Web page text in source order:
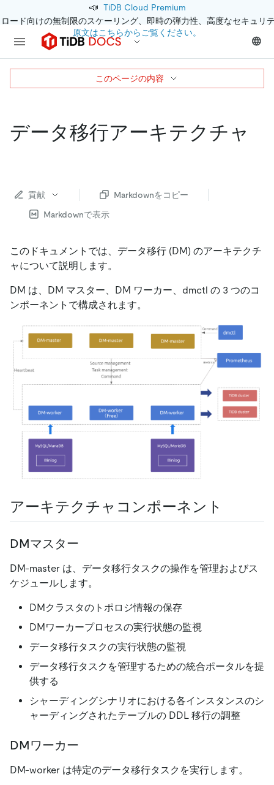
📣 TiDB Cloud Premium
ード向けの無制限のスケーリング、即時の弾力性、高度なセキュリ
原文はこちらからご覧ください。
データ移行アーキテクチャ
貢献
Markdownをコピー
Markdownで表示
このドキュメントでは、データ移行 (DM) のアーキテクチ
ャについて説明します。
DM は、DM マスター、DM ワーカー、dmctl の 3 つのコ
ンポーネントで構成されます。
アーキテクチャコンポーネント
DMマスター
DM-master は、データ移行タスクの操作を管理およびス
ケジュールします。
DMクラスタのトポロジ情報の保存
DMワーカープロセスの実行状態の監視
データ移行タスクの実行状態の監視
データ移行タスクを管理するための統合ポータルを提
供する
シャーディングシナリオにおける各インスタンスのシ
ャーディングされたテーブルの DDL 移行の調整
DMワーカー
DM-worker は特定のデータ移行タスクを実行します。
このページの内容